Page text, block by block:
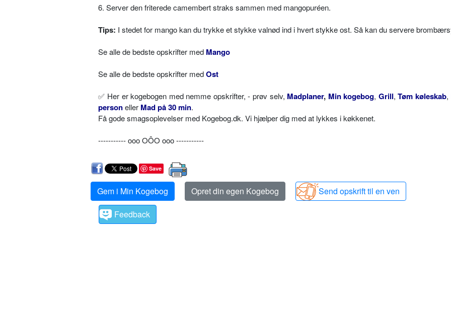
6. Server den friterede camembert straks sammen med mangopuréen.
Tips: I stedet for mango kan du trykke et stykke valnød ind i hvert stykke ost. Så kan du servere
Se alle de bedste opskrifter med Mango
Se alle de bedste opskrifter medOst
✅ Her er kogebogen med nemme opskrifter, - prøv selv, Madplaner, Min kogebog, Grill,Tøm køleskab,
personeller Mad på 30 min.
Få gode smagsoplevelser med Kogebog.dk. Vi hjælper dig med at lykkes i køkkenet.
----------- ooo OÔO ooo -----------
Save
Gem i Min Kogebog Opret din egen Kogebog
Send opskrift til en ven
Feedback